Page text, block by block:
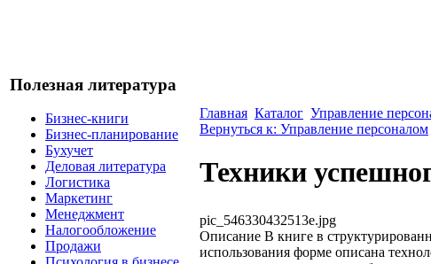
Полезная литература
Бизнес-книги
Бизнес-планирование
Бухучет
Деловая литература
Логистика
Маркетинг
Менеджмент
Налогообложение
Продажи
Главная Каталог Управление
Вернуться к: Управление персоналом
Техники
pic_546330432513e.jpg
Описание В книге в
использования форме описана